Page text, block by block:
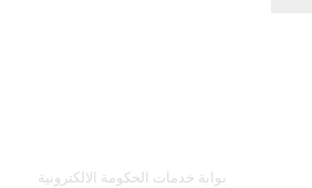
بوابة خدمات الحكومة الالكترونية